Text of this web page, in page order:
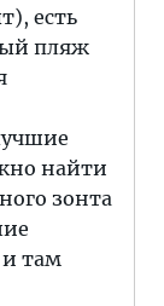
есть
пляж
найти
зонта
там